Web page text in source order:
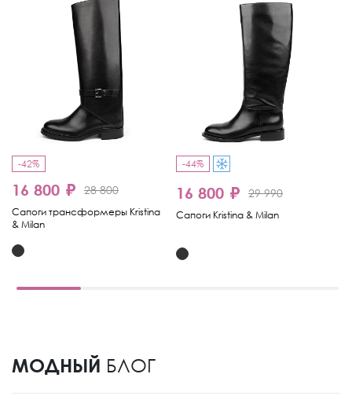
-42%
16 800 ₽ 28 800
Сапоги трансформеры Kristina
& Milan
-44%
16 800 ₽ 29 990
Сапоги Kristina & Milan
МОДНЫЙ БЛОГ